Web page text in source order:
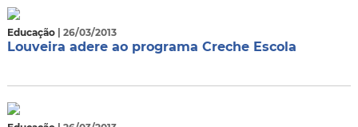
Educação | 26/03/2013
Louveira adere ao programa Creche Escola